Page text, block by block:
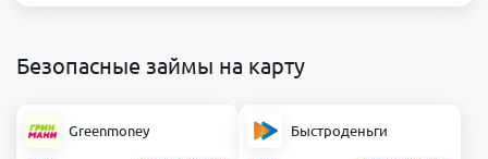
Безопасные займы на карту
Greenmoney Быстроденьги